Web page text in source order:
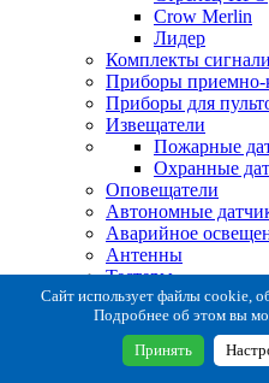
Crow Merlin
Лидер
Комплекты
Приборы приемно-
Приборы для
Извещатели
Пожарные
Охранные
Оповещатели
Автономные
Аварийное
Антенны
Тестеры
Система сбора
Расходные и
Коробки
Кронштейны
Сайт использует файлы cookie,
Подробнее об этом вы
Принять